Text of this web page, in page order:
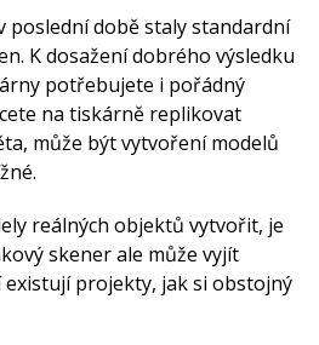
Arduino roboti
Makeblock
Micro:bit
Videa
Koupit
poslední době staly standardní
K dosažení dobrého výsledku
potřebujete i pořádný
na tiskárně replikovat
může být vytvoření modelů
reálných objektů vytvořit, je
skener ale může vyjít
projekty, jak si obstojný